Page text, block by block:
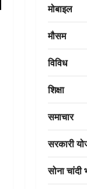
मोबाइल
मौसम
विविध
शिक्षा
समाचार
सरकारी
सोना चांदी